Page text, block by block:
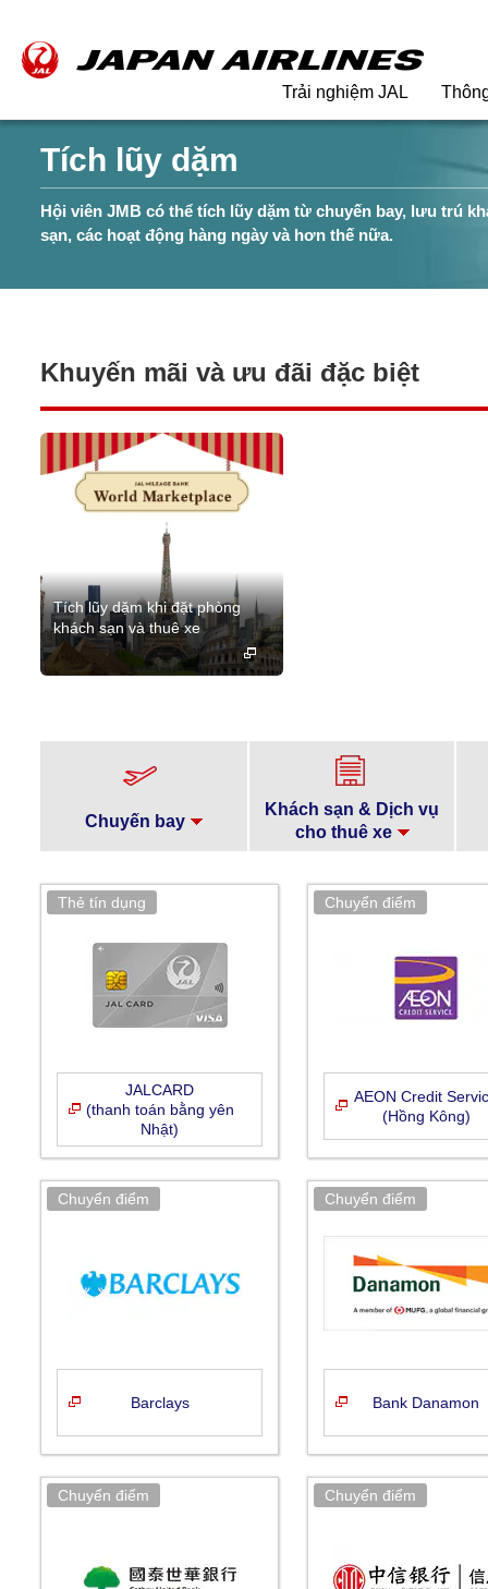
Trải nghiệm JAL
Tích lũy dặm
Hội viên JMB có thể tích lũy dặm từ chuyến bay, lưu trú
sạn, các hoạt động hàng ngày và hơn thế nữa.
Khuyến mãi và ưu đãi đặc biệt
Tích lũy dặm khi đặt phòng
khách sạn và thuê xe
Chuyến bay
Khách sạn & Dịch vụ
cho thuê xe
JALCARD
(thanh toán bằng yên
Nhật)
AEON Credit
(Hồng Kông)
Barclays Bank Danamon